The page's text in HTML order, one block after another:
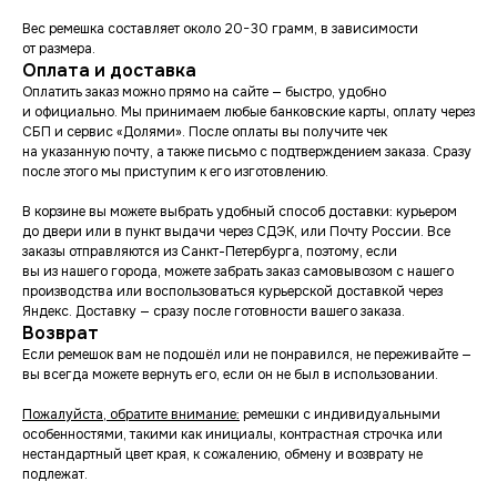
Вес ремешка составляет около 20−30 грамм, в зависимости
от размера.
Оплата и доставка
Оплатить заказ можно прямо на сайте — быстро, удобно
и официально. Мы принимаем любые банковские карты, оплату через
СБП и сервис «Долями». После оплаты вы получите чек
на указанную почту, а также письмо с подтверждением заказа. Сразу
после этого мы приступим к его изготовлению.
В корзине вы можете выбрать удобный способ доставки: курьером
до двери или в пункт выдачи через СДЭК, или Почту России. Все
заказы отправляются из Санкт-Петербурга, поэтому, если
вы из нашего города, можете забрать заказ самовывозом с нашего
производства или воспользоваться курьерской доставкой через
Яндекс. Доставку — сразу после готовности вашего заказа.
Возврат
Если ремешок вам не подошёл или не понравился, не переживайте —
вы всегда можете вернуть его, если он не был в использовании.
Пожалуйста, обратите внимание: ремешки с индивидуальными
особенностями, такими как инициалы, контрастная строчка или
нестандартный цвет края, к сожалению, обмену и возврату не
подлежат.